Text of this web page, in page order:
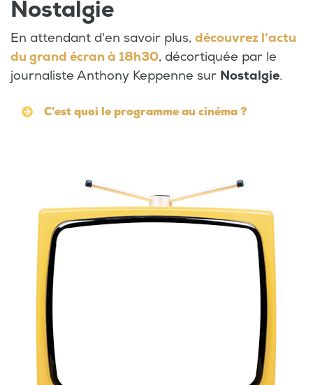
Nostalgie
En attendant d'en savoir plus, découvrez l'actu
du grand écran à 18h30, décortiquée par le
journaliste Anthony Keppenne sur Nostalgie.
C'est quoi le programme au cinéma ?